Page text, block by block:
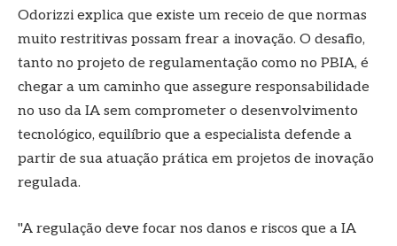
Odorizzi explica que existe um receio de que normas
muito restritivas possam frear a inovação. O desafio,
tanto no projeto de regulamentação como no PBIA, é
chegar a um caminho que assegure responsabilidade
no uso da IA sem comprometer o desenvolvimento
tecnológico, equilíbrio que a especialista defende a
partir de sua atuação prática em projetos de inovação
regulada.
"A regulação deve focar nos danos e riscos que a IA